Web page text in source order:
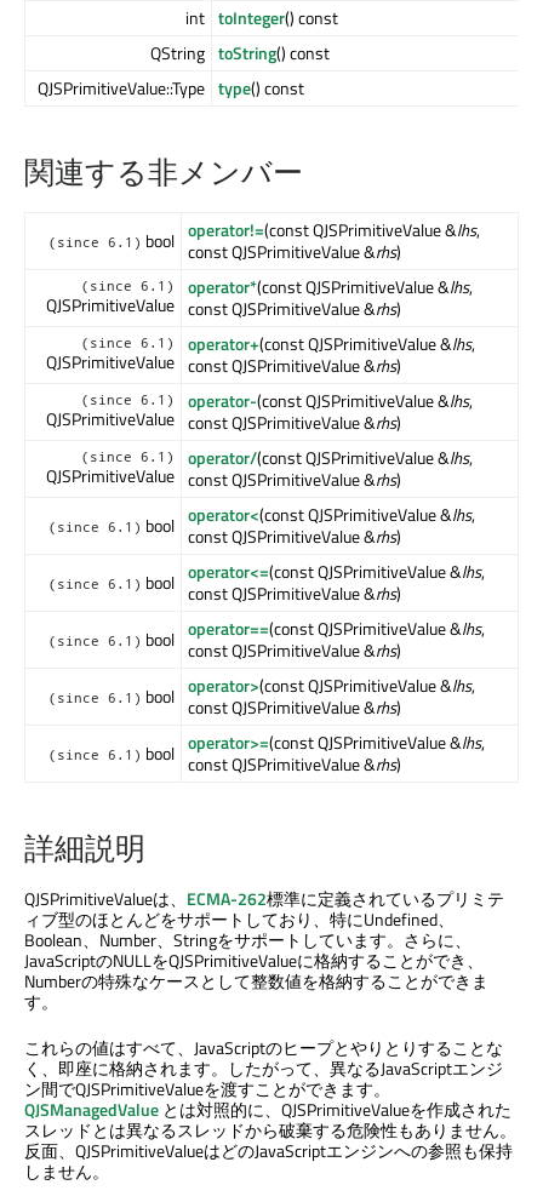
int toInteger() const
QString toString() const
QJSPrimitiveValue::Type type() const
関連する非メンバー
(since 6.1) bool operator!=(const QJSPrimitiveValue &lhs,
const QJSPrimitiveValue &rhs)
(since 6.1)
QJSPrimitiveValue
operator*(const QJSPrimitiveValue &lhs,
const QJSPrimitiveValue &rhs)
(since 6.1)
QJSPrimitiveValue
operator+(const QJSPrimitiveValue &lhs,
const QJSPrimitiveValue &rhs)
(since 6.1)
QJSPrimitiveValue
operator-(const QJSPrimitiveValue &lhs,
const QJSPrimitiveValue &rhs)
(since 6.1)
QJSPrimitiveValue
operator/(const QJSPrimitiveValue &lhs,
const QJSPrimitiveValue &rhs)
(since 6.1) bool operator<(const QJSPrimitiveValue &lhs,
const QJSPrimitiveValue &rhs)
(since 6.1) bool operator<=(const QJSPrimitiveValue &lhs,
const QJSPrimitiveValue &rhs)
(since 6.1) bool operator==(const QJSPrimitiveValue &lhs,
const QJSPrimitiveValue &rhs)
(since 6.1) bool operator>(const QJSPrimitiveValue &lhs,
const QJSPrimitiveValue &rhs)
(since 6.1) bool operator>=(const QJSPrimitiveValue &lhs,
const QJSPrimitiveValue &rhs)
詳細説明
QJSPrimitiveValueは、 ECMA-262標準に定義されているプリミテ
ィブ型のほとんどをサポートしており、特にUndefined、
Boolean、Number、Stringをサポートしています。さらに、
JavaScriptのNULLをQJSPrimitiveValueに格納することができ、
Numberの特殊なケースとして整数値を格納することができま
す。
これらの値はすべて、JavaScriptのヒープとやりとりすることな
く、即座に格納されます。したがって、異なるJavaScriptエンジ
ン間でQJSPrimitiveValueを渡すことができます。
QJSManagedValue とは対照的に、QJSPrimitiveValueを作成された
スレッドとは異なるスレッドから破棄する危険性もありません。
反面、QJSPrimitiveValueはどのJavaScriptエンジンへの参照も保持
しません。